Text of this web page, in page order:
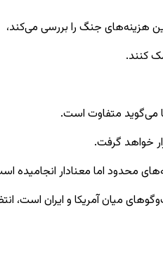
هزینه‌های جنگ را بررسی می‌کند،
کنند.
می‌گوید متفاوت است.
خواهد گرفت.
محدود اما معنادار انجامیده
میان آمریکا و ایران است،